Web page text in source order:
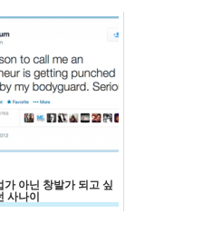
가 아닌 창발가 되고 싶
사나이